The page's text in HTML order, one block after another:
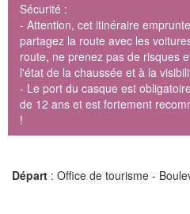
Sécurité :
- Attention, cet itinéraire
partagez la route avec les
route, ne prenez pas de risques
l'état de la chaussée et à la
- Le port du casque est
de 12 ans et est fortement
!
Départ : Office de tourisme -